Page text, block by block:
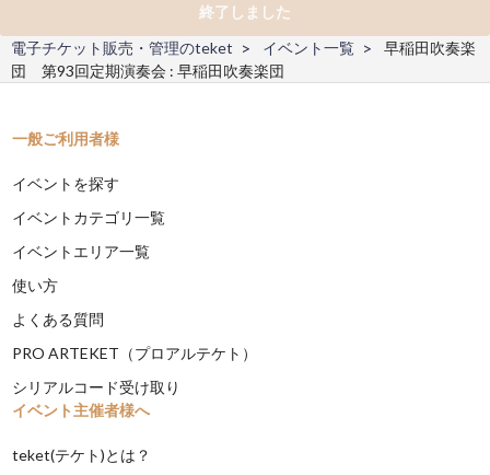
終了しました
電子チケット販売・管理のteket
イベント一覧
早稲田吹奏楽
団 第93回定期演奏会 : 早稲田吹奏楽団
一般ご利用者様
イベントを探す
イベントカテゴリ一覧
イベントエリア一覧
使い方
よくある質問
PRO ARTEKET（プロアルテケト）
シリアルコード受け取り
イベント主催者様へ
teket(テケト)とは？